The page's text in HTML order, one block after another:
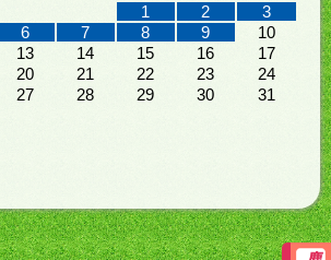
1
2
3
6 7 8 9
10
13 14 15 16
17
20 21 22 23
24
27 28 29 30 31